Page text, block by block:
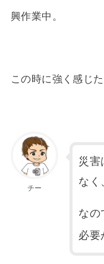
興作業中。
この時に強く感じ
チー
災害
なく
なの
必要